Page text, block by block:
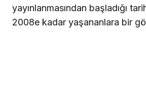
yayınlanmasından başladığı
2008e kadar yaşananlara bir